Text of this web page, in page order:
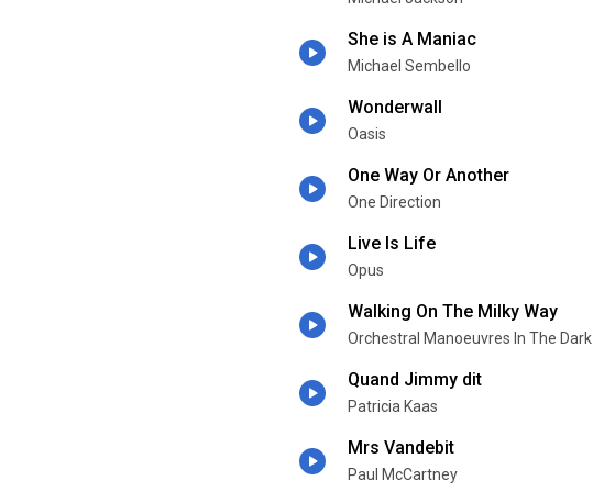
She is A Maniac
Michael Sembello
Wonderwall
Oasis
One Way Or Another
One Direction
Live Is Life
Opus
Walking On The Milky Way
Orchestral Manoeuvres In The Dark
Quand Jimmy dit
Patricia Kaas
Mrs Vandebit
Paul McCartney